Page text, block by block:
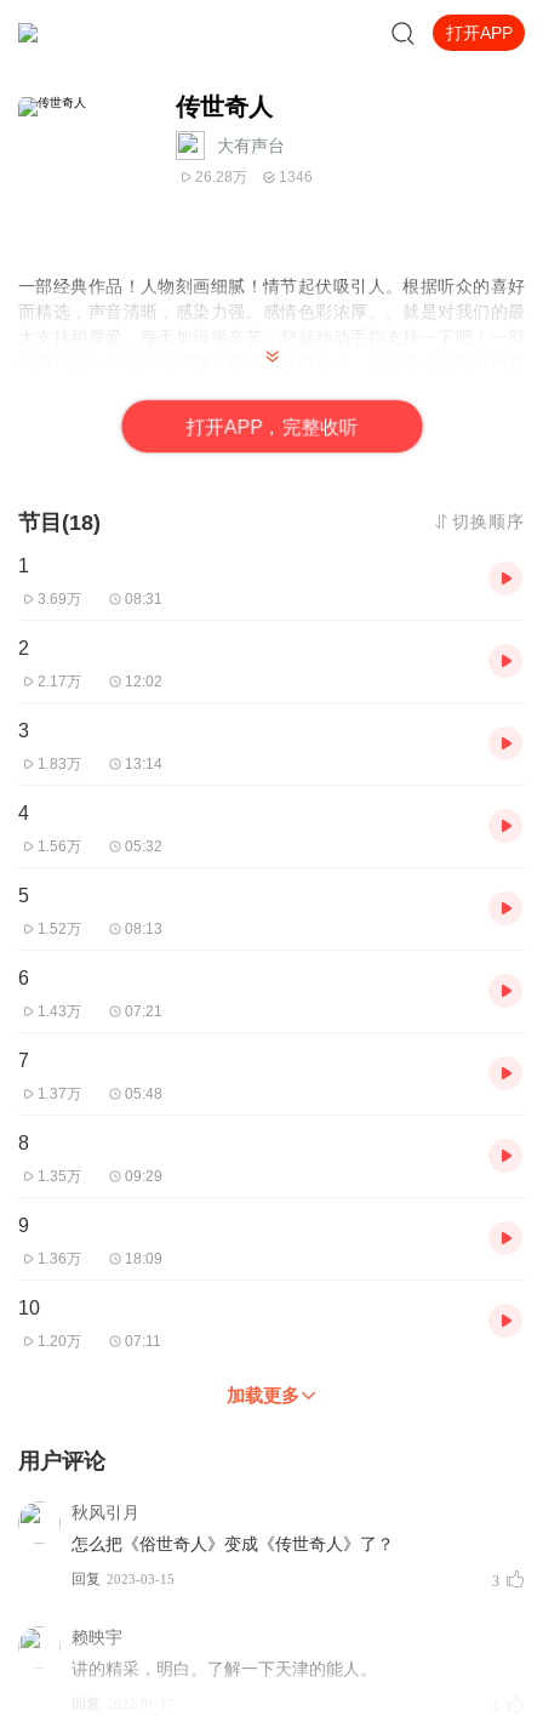
打开APP
传世奇人
大有声台
26.28万 1346
一部经典作品！人物刻画细腻！情节起伏吸引人。根据听众的喜好
而精选，声音清晰，感染力强。感情色彩浓厚。。就是对我们的最
经典作品！人物刻画细腻！情节起伏吸引人。根据听众的喜好而精
持和厚爱。每天加班很辛苦，您就动动手指支持一下吧！一部经典
作品！人物刻画细腻！情节起伏吸引人。根据听众的喜好而精选，
打开APP，完整收听
节目(18) 切换顺序
1
3.69万 08:31
2
2.17万 12:02
3
1.83万 13:14
4
1.56万 05:32
5
1.52万 08:13
6
1.43万 07:21
7
1.37万 05:48
8
1.35万 09:29
9
1.36万 18:09
10
1.20万 07:11
加载更多
用户评论
秋风引月
怎么把《俗世奇人》变成《传世奇人》了？
回复 2023-03-15 3
赖映宇
讲的精采，明白。了解一下天津的能人。
回复